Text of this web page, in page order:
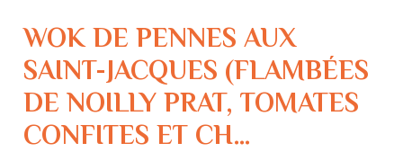
WOK DE PENNES AUX
SAINT-JACQUES (FLAMBÉES
DE NOILLY PRAT, TOMATES
CONFITES ET CH…